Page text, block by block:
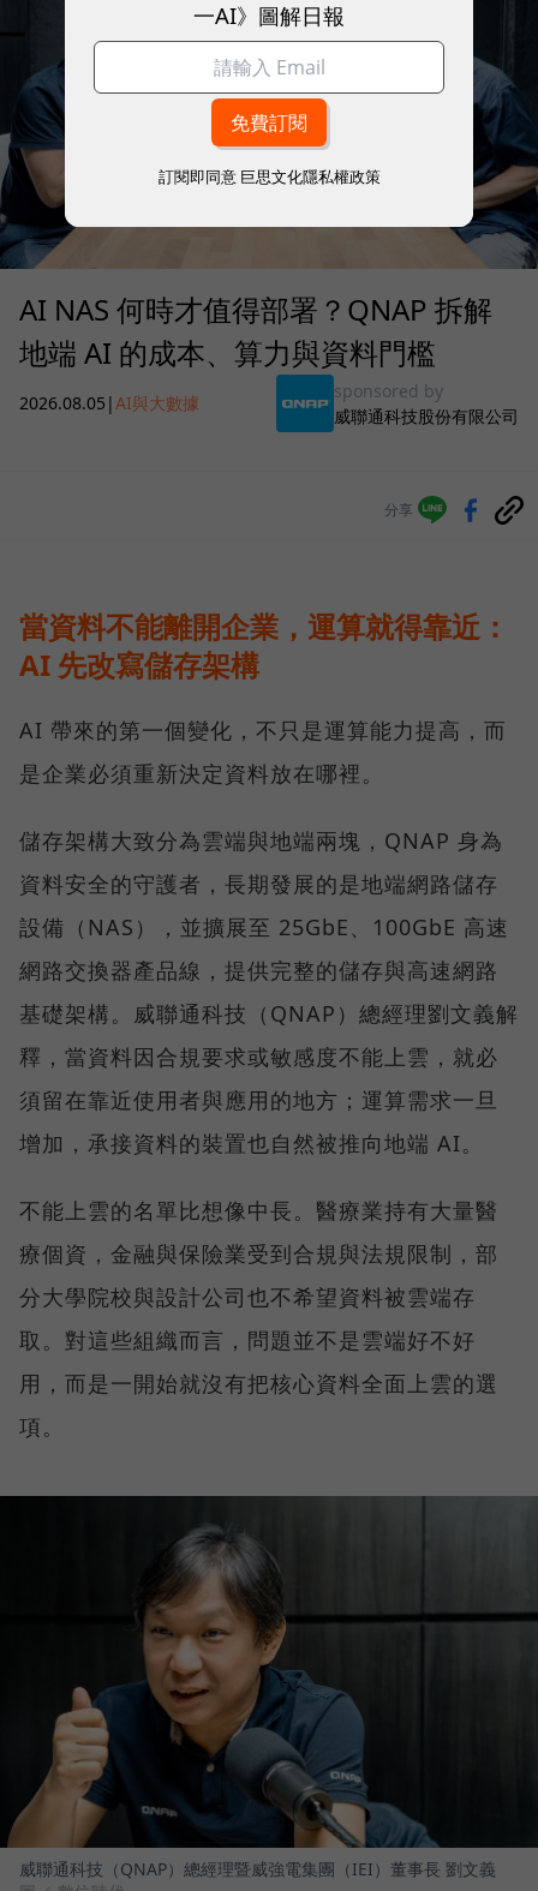
AI NAS 何時才值得部署？QNAP 拆解
地端 AI 的成本、算力與資料門檻
2026.08.05 |AI與大數據
sponsored by
威聯通科技股份有限公司
分享
當資料不能離開企業，運算就得靠近：
AI 先改寫儲存架構
AI 帶來的第一個變化，不只是運算能力提高，而
是企業必須重新決定資料放在哪裡。
儲存架構大致分為雲端與地端兩塊，QNAP 身為
資料安全的守護者，長期發展的是地端網路儲存
設備（NAS），並擴展至 25GbE、100GbE 高速
網路交換器產品線，提供完整的儲存與高速網路
基礎架構。威聯通科技（QNAP）總經理劉文義解
釋，當資料因合規要求或敏感度不能上雲，就必
須留在靠近使用者與應用的地方；運算需求一旦
增加，承接資料的裝置也自然被推向地端 AI。
不能上雲的名單比想像中長。醫療業持有大量醫
療個資，金融與保險業受到合規與法規限制，部
分大學院校與設計公司也不希望資料被雲端存
取。對這些組織而言，問題並不是雲端好不好
用，而是一開始就沒有把核心資料全面上雲的選
項。
威聯通科技（QNAP）總經理暨威強電集團（IEI）董事長 劉文義
一AI》圖解日報
訂閱即同意 巨思文化隱私權政策